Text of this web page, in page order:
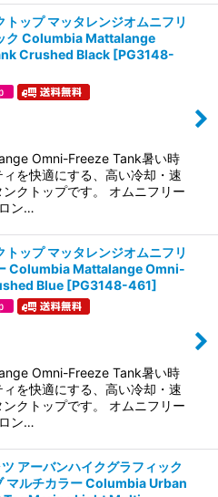
トップ マッタレンジオムニフリ
ク Columbia Mattalange
Crushed Black [PG3148-
Omni-Freeze Tank暑い時
を快適にする、高い冷却・速
クトップです。 オムニフリー
ン…
トップ マッタレンジオムニフリ
Columbia Mattalange Omni-
Blue [PG3148-461]
Omni-Freeze Tank暑い時
を快適にする、高い冷却・速
クトップです。 オムニフリー
ン…
アーバンハイクグラフィック
マルチカラー Columbia Urban